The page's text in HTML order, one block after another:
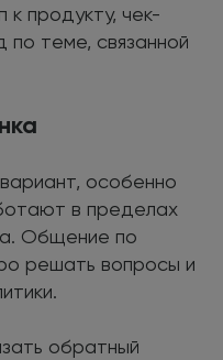
к продукту, чек-
по теме, связанной
особенно
в пределах
Общение по
решать вопросы и
обратный